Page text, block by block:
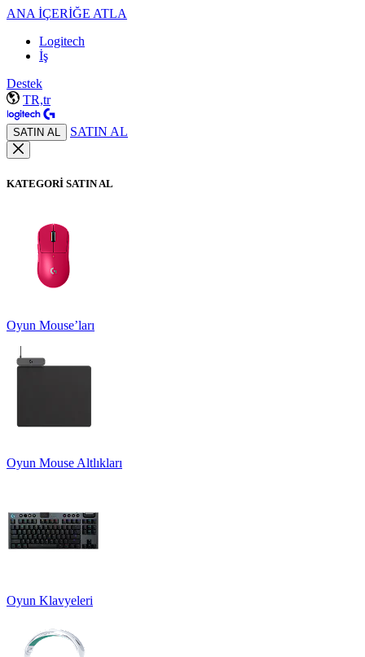
ANA İÇERİĞE ATLA
Logitech
İş
Destek
TR,tr
SATIN AL SATIN AL
KATEGORİ SATIN AL
Oyun Mouse’ları
Oyun Mouse Altlıkları
Oyun Klavyeleri